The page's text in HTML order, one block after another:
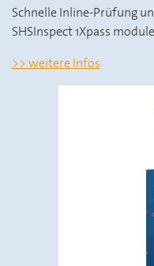
Schnelle Inline-Prüfung
SHSInspect 1Xpass module
weitere Infos